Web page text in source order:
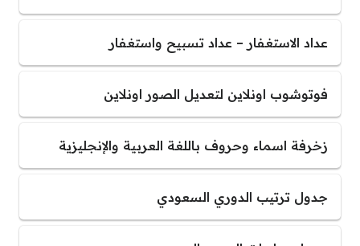
عداد الاستغفار – عداد تسبيح واستغفار
فوتوشوب اونلاين لتعديل الصور اونلاين
زخرفة اسماء وحروف باللغة العربية والإنجليزية
جدول ترتيب الدوري السعودي